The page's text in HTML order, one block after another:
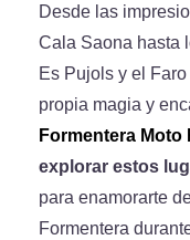
Desde las
Cala Saona hasta
Es Pujols y el
propia magia y
Formentera Moto
explorar estos
para enamorarte
Formentera